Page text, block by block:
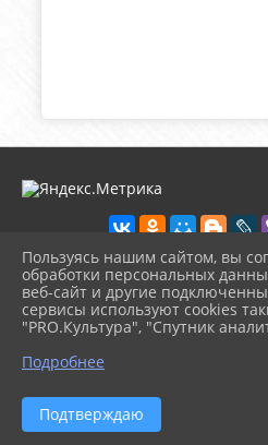
2026 г. zarech-biblio.ru
Вход
Карта сайта
Политика обработки
Сделано на KubCMS
Разработка и поддержка
Пользуясь нашим сайтом, вы
обработки персональных
веб-сайт и другие
сервисы используют cookies
"PRO.Культура", "Спутник
Подробнее
Подтверждаю